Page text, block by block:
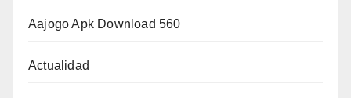
Aajogo Apk Download 560
Actualidad